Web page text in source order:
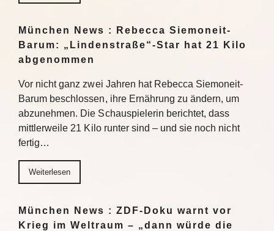
München News : Rebecca Siemoneit-
Barum: „Lindenstraße“-Star hat 21 Kilo
abgenommen
Vor nicht ganz zwei Jahren hat Rebecca Siemoneit-
Barum beschlossen, ihre Ernährung zu ändern, um
abzunehmen. Die Schauspielerin berichtet, dass
mittlerweile 21 Kilo runter sind – und sie noch nicht
fertig…
Weiterlesen
München News : ZDF-Doku warnt vor
Krieg im Weltraum – „dann würde die